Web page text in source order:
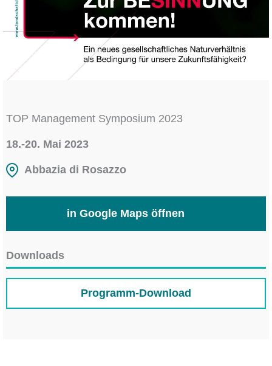
TOP Management Symposium 2023
18.-20. Mai 2023
Abbazia di Rosazzo
in Google Maps öffnen
Downloads
Programm-Download